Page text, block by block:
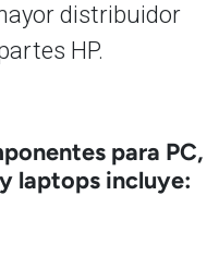
distribuidor
HP.
para PC,
laptops incluye: